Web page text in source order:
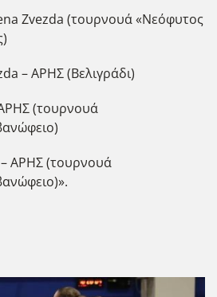
Zvezda (τουρνουά «Νεόφυτος
– ΑΡΗΣ (Βελιγράδι)
(τουρνουά
ΑΡΗΣ (τουρνουά